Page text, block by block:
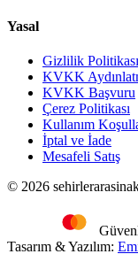
Yasal
Gizlilik Politikası
KVKK
KVKK Başvuru
Çerez Politikası
Kullanım
İptal ve İade
Mesafeli Satış
© 2026
Tasarım & Yazılım: